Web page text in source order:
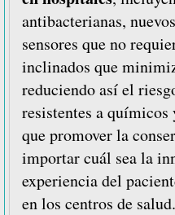
antibacterianas,
sensores que no
inclinados que
reduciendo así el
resistentes a
que promover la
importar cuál sea la
experiencia del
en los centros de salud.